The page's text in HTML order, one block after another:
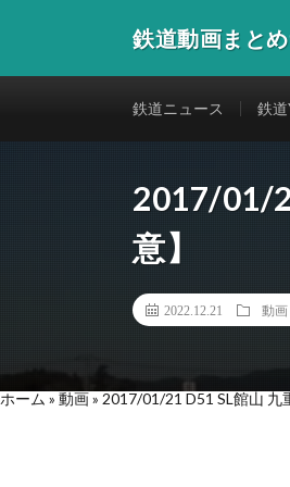
鉄道動画まと
鉄道ニュース 鉄
2017/01/
意】
2022.12.21 動画
ホーム » 動画» 2017/01/21 D51 SL館山 九